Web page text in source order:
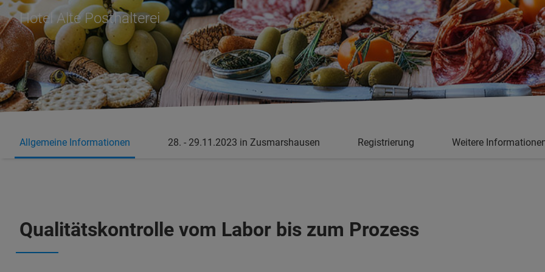
Hotel Alte Posthalterei
Allgemeine Informationen 28. - 29.11.2023 in Zusmarshausen Registrierung Weitere
Qualitätskontrolle vom Labor bis zum Prozess